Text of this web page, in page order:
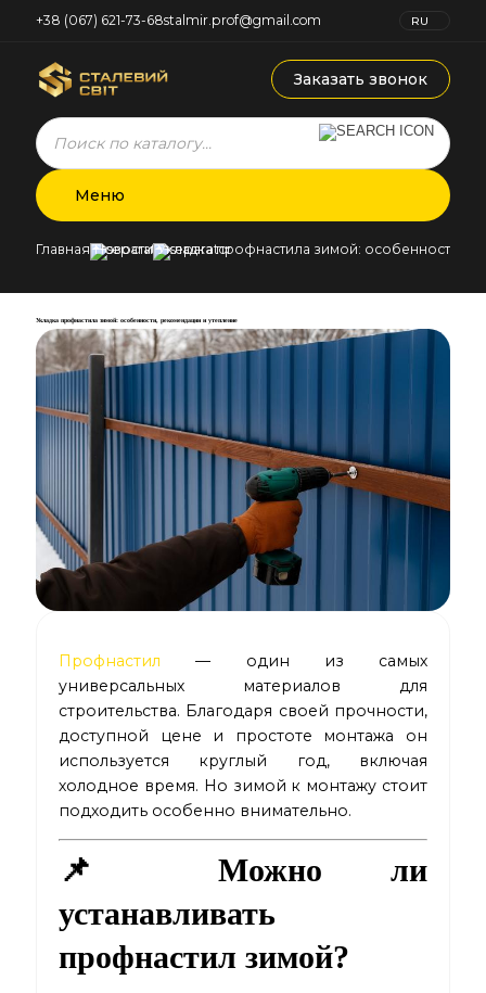
+38 (067) 621-73-68stalmir.prof@gmail.com
RU
Заказать звонок
Products
search
Меню
Главная Новости Укладка профнастила зимой: особенности,
Укладка профнастила зимой: особенности, рекомендации и утепление
Профнастил — один из самых
универсальных материалов для
строительства. Благодаря своей прочности,
доступной цене и простоте монтажа он
используется круглый год, включая
холодное время. Но зимой к монтажу стоит
подходить особенно внимательно.
📌 Можно ли
устанавливать
профнастил зимой?